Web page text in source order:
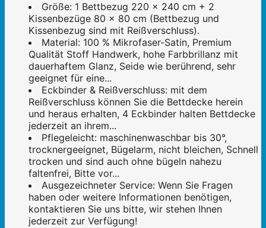
Größe: 1 Bettbezug 220 × 240 cm + 2
Kissenbezüge 80 × 80 cm (Bettbezug und
Kissenbezug sind mit Reißverschluss).
Material: 100 % Mikrofaser-Satin, Premium
Qualität Stoff Handwerk, hohe Farbbrillanz mit
dauerhaftem Glanz, Seide wie berührend, sehr
geeignet für eine...
Eckbinder & Reißverschluss: mit dem
Reißverschluss können Sie die Bettdecke herein
und heraus erhalten, 4 Eckbinder halten Bettdecke
jederzeit an ihrem...
Pflegeleicht: maschinenwaschbar bis 30°,
trocknergeeignet, Bügelarm, nicht bleichen, Schnell
trocken und sind auch ohne bügeln nahezu
faltenfrei, Bitte vor...
Ausgezeichneter Service: Wenn Sie Fragen
haben oder weitere Informationen benötigen,
kontaktieren Sie uns bitte, wir stehen Ihnen
jederzeit zur Verfügung!